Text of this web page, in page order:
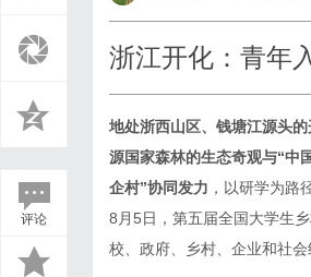
›
评论
浙江开化：青年
地处浙西山区、钱塘江源头
源国家森林的生态奇观与“中
企村”协同发力 ，以研学为路
8月5日，第五届全国大学生
校、政府、乡村、企业和社会